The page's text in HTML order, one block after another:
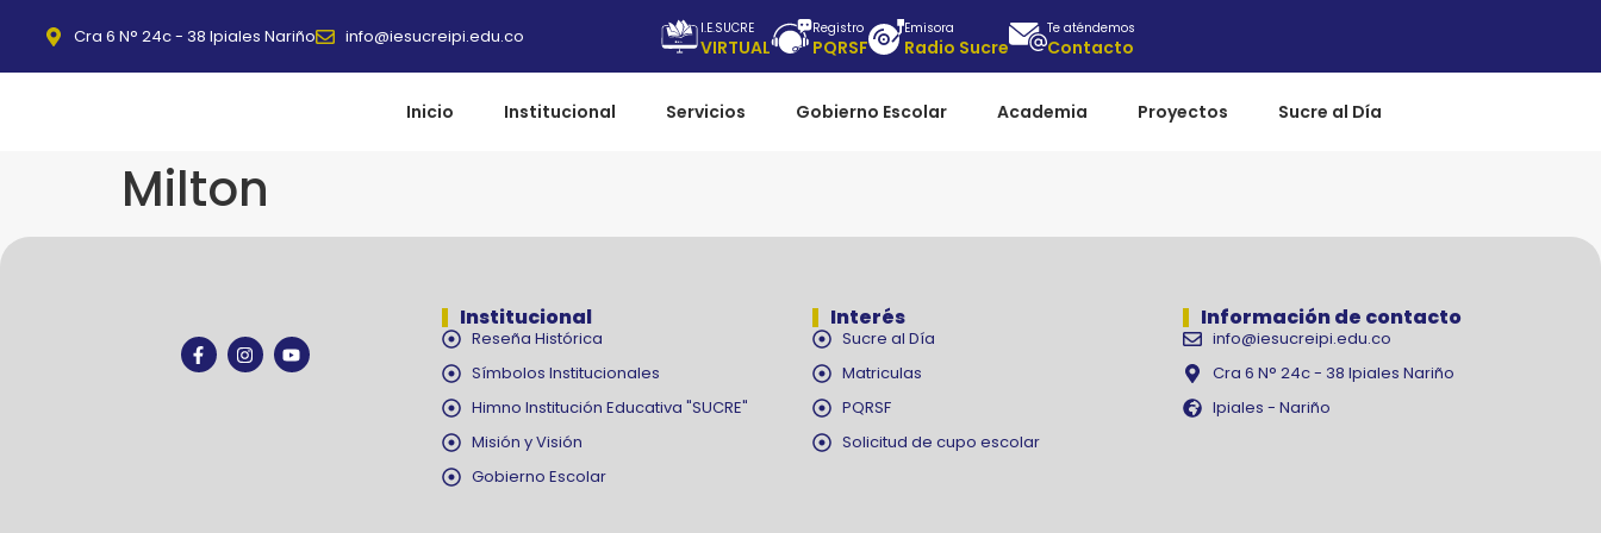
Cra 6 N° 24c - 38 Ipiales Nariño info@iesucreipi.edu.co I.E.SUCRE
VIRTUAL
Registro
PQRSF
Emisora
Radio Sucre
Te aténdemos
Contacto
Inicio Institucional Servicios Gobierno Escolar Academia Proyectos Sucre al Día
Milton
Institucional
Reseña Histórica
Símbolos Institucionales
Himno Institución Educativa "SUCRE"
Misión y Visión
Gobierno Escolar
Interés
Sucre al Día
Matriculas
PQRSF
Solicitud de cupo escolar
Información de contacto
info@iesucreipi.edu.co
Cra 6 N° 24c - 38 Ipiales Nariño
Ipiales - Nariño